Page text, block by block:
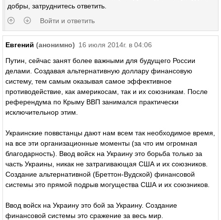
добры, затруднитесь ответить.
Войти и ответить
Евгений (анонимно) 16 июля 2014г. в 04:06
Путин, сейчас занят более важными для будущего России
делами. Создавая альтернативную доллару финансовую
систему, тем самым оказывая самое эффективное
противодействие, как америкосам, так и их союзникам. После
референдума по Крыму ВВП занимался практически
исключительнор этим.
Украинские поввстанцы дают нам всем так необходимое время,
на все эти организационные моменты (за что им огромная
благодарность). Ввод войск на Украину это борьба только за
часть Украины, никак не затрагивающая США и их союзников.
Создание альтернативной (Бреттон-Вудской) финансовой
системы это прямой подрыв могущества США и их союзников.
Ввод войск на Украину это бой за Украину. Создание
финансовой системы это сражение за весь мир.